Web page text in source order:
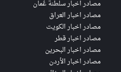
مصادر اخبار سلطنة عُمان
مصادر اخبار العراق
مصادر اخبار الكويت
مصادر اخبار قطر
مصادر اخبار البحرين
مصادر اخبار الأردن